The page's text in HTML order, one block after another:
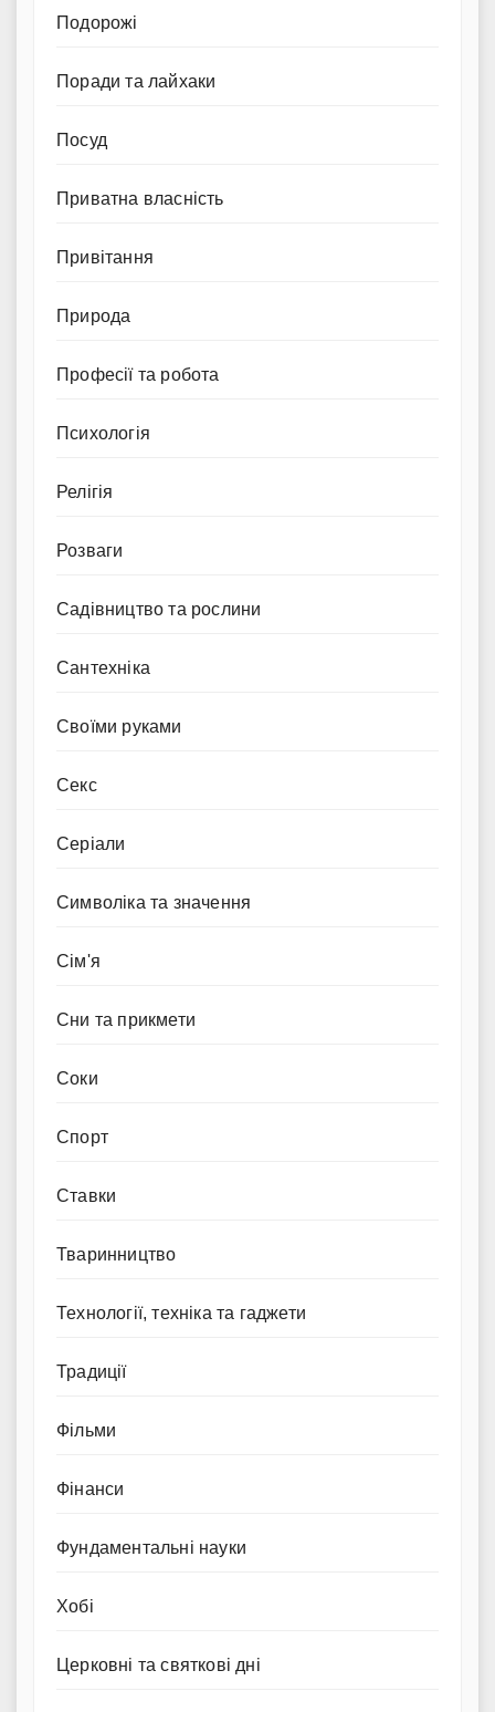
Подорожі
Поради та лайхаки
Посуд
Приватна власність
Привітання
Природа
Професії та робота
Психологія
Релігія
Розваги
Садівництво та рослини
Сантехніка
Своїми руками
Секс
Серіали
Символіка та значення
Сім'я
Сни та прикмети
Соки
Спорт
Ставки
Тваринництво
Технології, техніка та гаджети
Традиції
Фільми
Фінанси
Фундаментальні науки
Хобі
Церковні та святкові дні